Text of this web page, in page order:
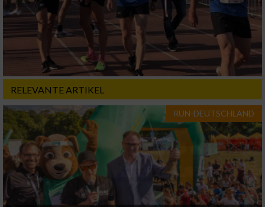
RELEVANTE ARTIKEL
RUN-DEUTSCHLAND
Performance
Funktional
Werbung